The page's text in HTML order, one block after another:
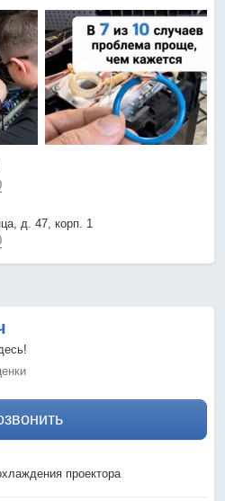
д. 47, корп. 1
проектора